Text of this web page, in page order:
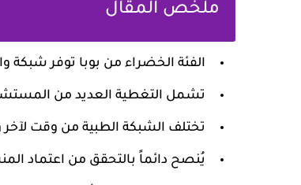
ملخص المقال
الفئة الخضراء من بوبا توفر
تشمل التغطية العديد من
تختلف الشبكة الطبية من وقت لآخر
يُنصح دائماً بالتحقق من اعتماد